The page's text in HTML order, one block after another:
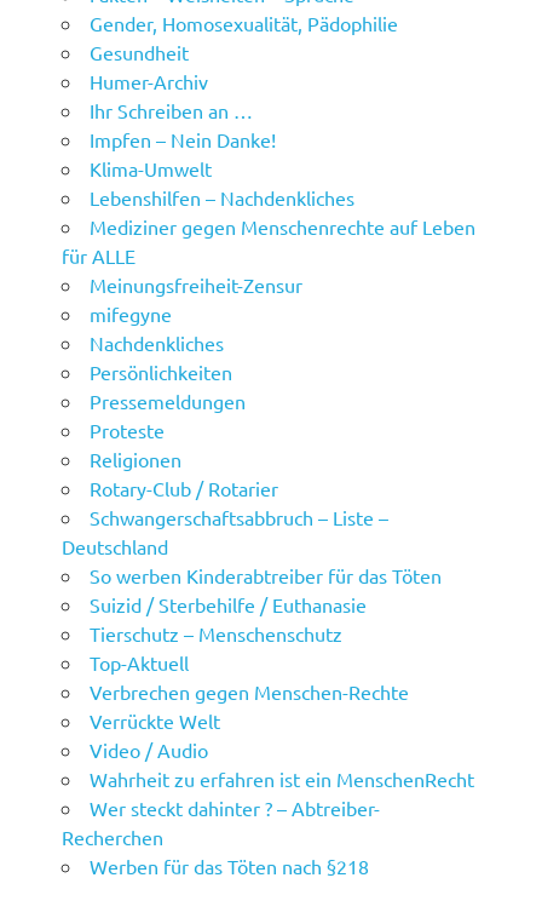
Gender, Homosexualität, Pädophilie
Gesundheit
Humer-Archiv
Ihr Schreiben an …
Impfen – Nein Danke!
Klima-Umwelt
Lebenshilfen – Nachdenkliches
Mediziner gegen Menschenrechte auf Leben
für ALLE
Meinungsfreiheit-Zensur
mifegyne
Nachdenkliches
Persönlichkeiten
Pressemeldungen
Proteste
Religionen
Rotary-Club / Rotarier
Schwangerschaftsabbruch – Liste –
Deutschland
So werben Kinderabtreiber für das Töten
Suizid / Sterbehilfe / Euthanasie
Tierschutz – Menschenschutz
Top-Aktuell
Verbrechen gegen Menschen-Rechte
Verrückte Welt
Video / Audio
Wahrheit zu erfahren ist ein MenschenRecht
Wer steckt dahinter ? – Abtreiber-
Recherchen
Werben für das Töten nach §218